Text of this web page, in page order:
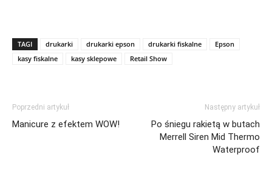
TAGI drukarki drukarki epson drukarki fiskalne
Epson
kasy fiskalne
kasy sklepowe Retail Show
Poprzedni artykuł
Manicure z efektem WOW!
Następny artykuł
Po śniegu rakietą w butach
Merrell Siren Mid Thermo
Waterproof